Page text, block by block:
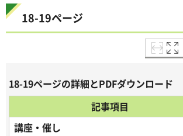
18-19ページ
18-19ページの詳細とPDFダウンロード
記事項目
講座・催し